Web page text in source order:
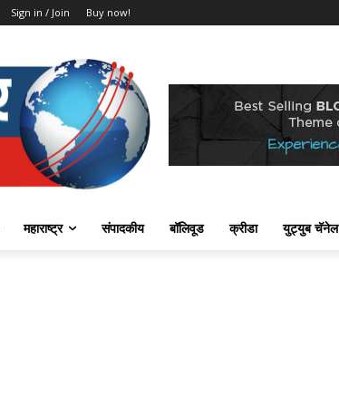
Sign in / Join Buy now!
महाराष्ट्र संपादकीय बॉलिवूड क्रीडा युट्युब चॅनेल